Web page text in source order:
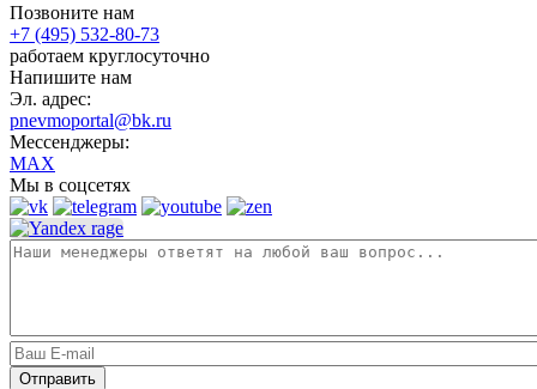
Позвоните нам
+7 (495) 532-80-73
работаем круглосуточно
Напишите нам
Эл. адрес:
pnevmoportal@bk.ru
Мессенджеры:
MAX
Мы в соцсетях